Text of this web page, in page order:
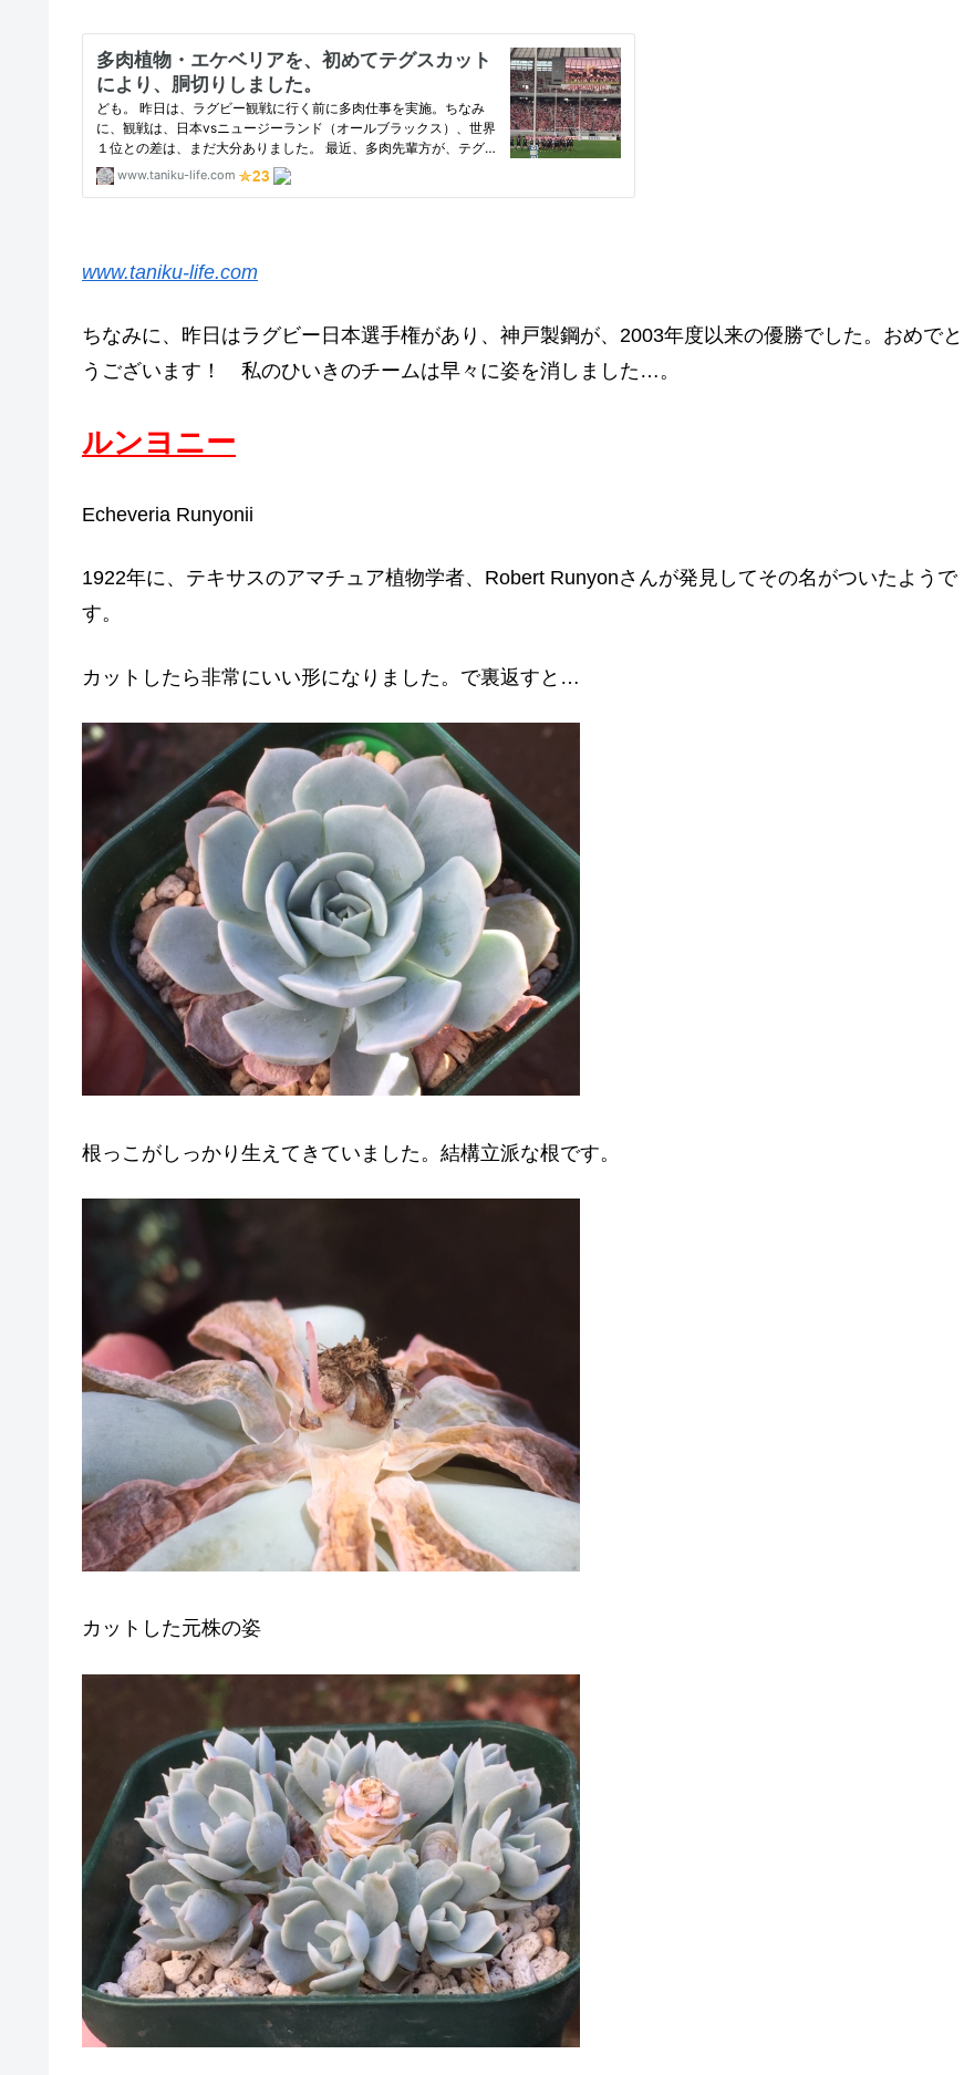
www.taniku-life.com
ちなみに、昨日はラグビー日本選手権があり、神戸製鋼が、2003年度以来の優勝でした。おめでと
うございます！ 私のひいきのチームは早々に姿を消しました…。
ルンヨニー
Echeveria Runyonii
1922年に、テキサスのアマチュア植物学者、Robert Runyonさんが発見してその名がついたようで
す。
カットしたら非常にいい形になりました。で裏返すと…
根っこがしっかり生えてきていました。結構立派な根です。
カットした元株の姿